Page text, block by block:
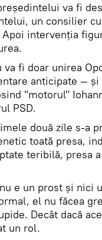
va fi
un consilier
intervenția
va fi doar unirea
anticipate —
"motorul"
PSD.
două zile s-a
toată presa,
teribilă, presa
e un prost și nici
el nu făcea
Decât dacă
un rol.